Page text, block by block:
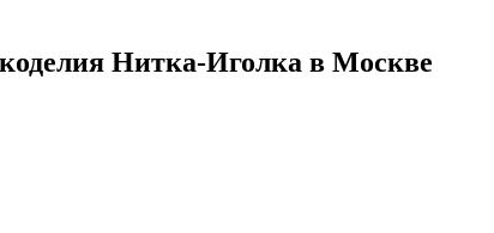
Нитка-Иголка в Москве